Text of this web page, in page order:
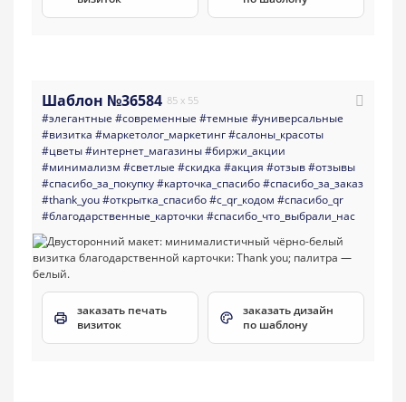
Шаблон №36584 85 x 55
#элегантные #современные #темные #универсальные
#визитка #маркетолог_маркетинг#салоны_красоты
#цветы#интернет_магазины#биржи_акции
#минимализм #светлые #скидка #акция #отзыв#отзывы
#спасибо_за_покупку#карточка_спасибо#спасибо_за_заказ
#thank_you#открытка_спасибо#с_qr_кодом #спасибо_qr
#благодарственные_карточки #спасибо_что_выбрали_нас
заказать печать
визиток
заказать дизайн
по шаблону